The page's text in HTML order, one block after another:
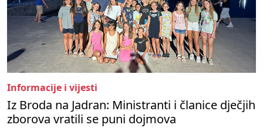
Informacije i vijesti
Iz Broda na Jadran: Ministranti i članice dječjih
zborova vratili se puni dojmova